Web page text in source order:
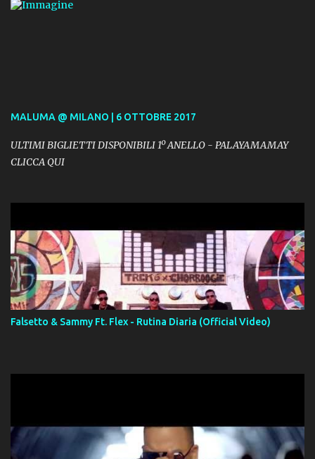
MALUMA @ MILANO | 6 OTTOBRE 2017
ULTIMI BIGLIETTI DISPONIBILI 1º ANELLO - PALAYAMAMAY
CLICCA QUI
Falsetto & Sammy Ft. Flex - Rutina Diaria (Official Video)